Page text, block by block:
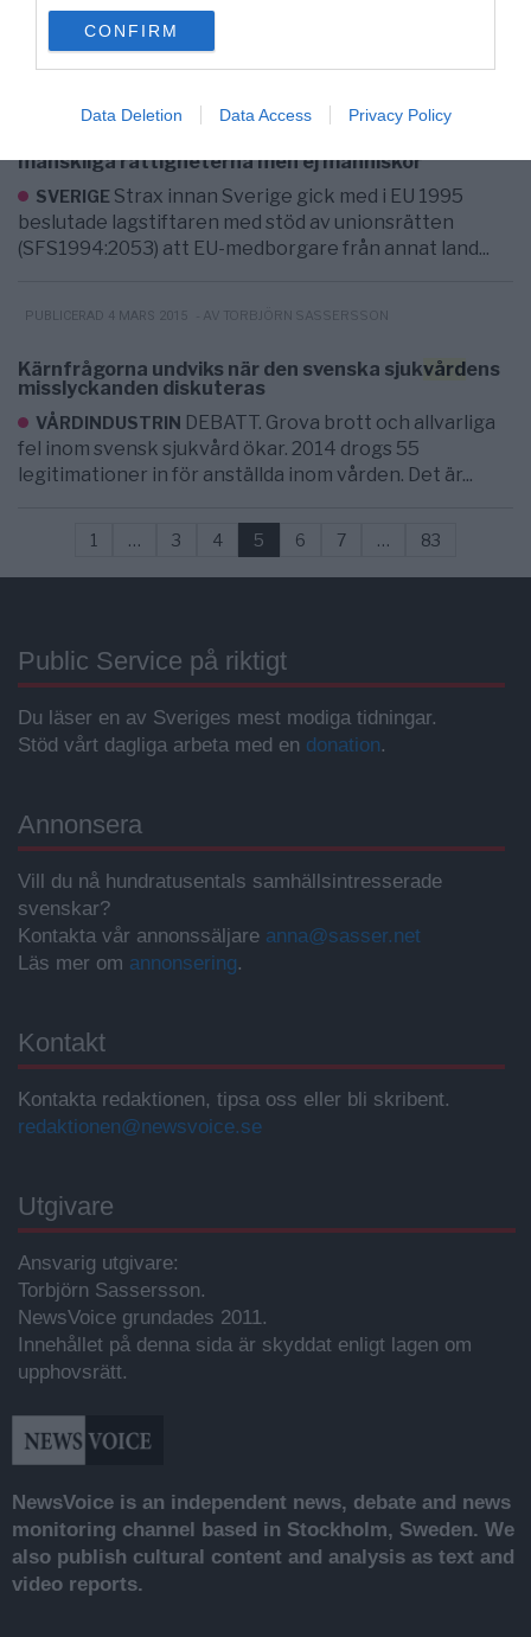
use your data for below specified purposes in below Google
consent section.
CONFIRM
Data Deletion Data Access Privacy Policy
myndigheten i världshistorien som blivit till efter...
mänskliga rättigheterna men ej människor
SVERIGE Strax innan Sverige gick med i EU 1995
beslutade lagstiftaren med stöd av unionsrätten
(SFS1994:2053) att EU-medborgare från annat land...
PUBLICERAD 4 MARS 2015 - AV TORBJÖRN SASSERSSON
Kärnfrågorna undviks när den svenska sjukvårdens
misslyckanden diskuteras
VÅRDINDUSTRIN DEBATT. Grova brott och allvarliga
fel inom svensk sjukvård ökar. 2014 drogs 55
legitimationer in för anställda inom vården. Det är...
1 … 3 4 5 6 7 … 83
Public Service på riktigt
Du läser en av Sveriges mest modiga tidningar.
Stöd vårt dagliga arbeta med en donation.
Annonsera
Vill du nå hundratusentals samhällsintresserade
svenskar?
Kontakta vår annonssäljare anna@sasser.net
Läs mer om annonsering.
Kontakt
Kontakta redaktionen, tipsa oss eller bli skribent.
redaktionen@newsvoice.se
Utgivare
Ansvarig utgivare:
Torbjörn Sassersson.
NewsVoice grundades 2011.
Innehållet på denna sida är skyddat enligt lagen om
upphovsrätt.
NewsVoice is an independent news, debate and news
monitoring channel based in Stockholm, Sweden. We
also publish cultural content and analysis as text and
video reports.